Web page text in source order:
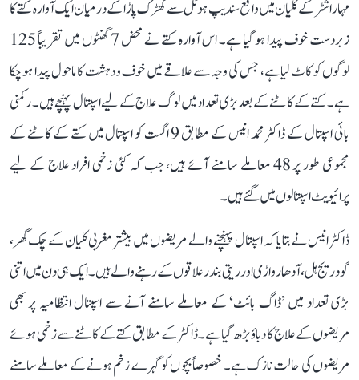
مہاراشٹر کے کلیان میں واقع سندیپ ہوٹل سے کھڑک پاڑا کے درمیان ایک آوارہ کتے کا
زبردست خوف پیدا ہو گیا ہے۔ اس آوارہ کتے نے محض 7 گھنٹوں میں تقریباً 125
لوگوں کو کاٹ لیا ہے، جس کی وجہ سے علاقے میں خوف و دہشت کا ماحول پیدا ہو چکا
ہے۔ کتے کے کاٹنے کے بعد بڑی تعداد میں لوگ علاج کے لیے اسپتال پہنچے ہیں۔ رکمنی
بائی اسپتال کے ڈاکٹر محمد انیس کے مطابق 9 اگست کو اسپتال میں کتے کے کاٹنے کے
مجموعی طور پر 48 معاملے سامنے آئے ہیں، جب کہ کئی زخمی افراد علاج کے لیے
پرائیویٹ اسپتالوں میں گئے ہیں۔
ڈاکٹر انیس نے بتایا کہ اسپتال پہنچنے والے مریضوں میں بیشتر مغربی کلیان کے چک گھر،
گودریج ہل، آدھارواڑی اور ریتی بندر علاقوں کے رہنے والے ہیں۔ ایک ہی دن میں اتنی
بڑی تعداد میں ’ڈاگ بائٹ‘ کے معاملے سامنے آنے سے اسپتال انتظامیہ پر بھی
مریضوں کے علاج کا دباؤ بڑھ گیا ہے۔ ڈاکٹر کے مطابق کتے کے کاٹنے سے زخمی ہوئے
مریضوں کی حالت نازک ہے۔ خصوصاً بچوں کو گہرے زخم ہونے کے معاملے سامنے